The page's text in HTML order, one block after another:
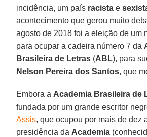
incidência, um país racista e
acontecimento que gerou muito
agosto de 2018 foi a eleição de um
para ocupar a cadeira número 7 da
Brasileira de Letras (ABL), para
Nelson Pereira dos Santos, que
Embora a Academia Brasileira de
fundada por um grande escritor
Assis, que ocupou por mais de dez
presidência da Academia